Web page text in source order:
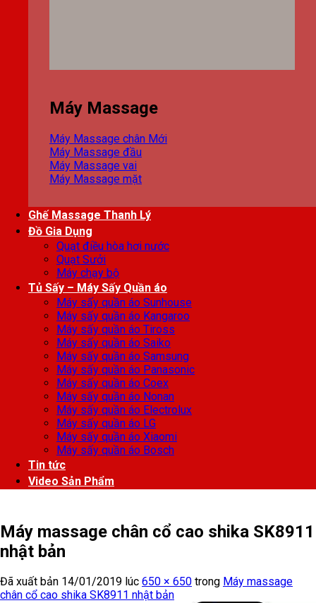
Máy Massage
Máy Massage chân
Máy Massage đầu
Máy Massage vai
Máy Massage mặt
Ghế Massage Thanh Lý
Đồ Gia Dụng
Quạt điều hòa hơi nước
Quạt Sưởi
Máy chạy bộ
Tủ Sấy – Máy Sấy Quần áo
Máy sấy quần áo Sunhouse
Máy sấy quần áo Kangaroo
Máy sấy quần áo Tiross
Máy sấy quần áo Saiko
Máy sấy quần áo Samsung
Máy sấy quần áo Panasonic
Máy sấy quần áo Coex
Máy sấy quần áo Nonan
Máy sấy quần áo Electrolux
Máy sấy quần áo LG
Máy sấy quần áo Xiaomi
Máy sấy quần áo Bosch
Tin tức
Video Sản Phẩm
Máy massage chân cổ cao shika SK8911
nhật bản
Đã xuất bản 14/01/2019 lúc 650 × 650 trong Máy massage
chân cổ cao shika SK8911 nhật bản